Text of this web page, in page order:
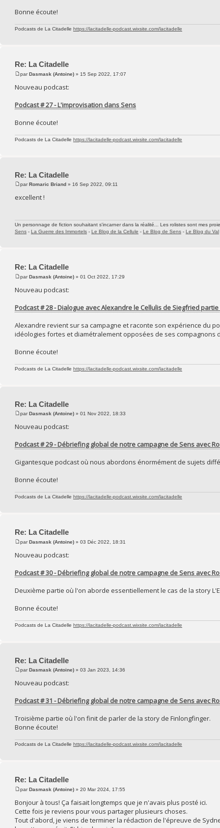
Bonne écoute!
Podcasts de La Citadelle https://lacitadelle-podcast.wixsite.com/lacitadelle
Re: La Citadelle
parDasmask (Antoine) » 15 Sep 2022, 17:07
Nouveau podcast:
Podcast # 27 - L'improvisation dans Sens
Bonne écoute!
Podcasts de La Citadelle https://lacitadelle-podcast.wixsite.com/lacitadelle
Re: La Citadelle
parRomaric Briand » 16 Sep 2022, 09:11
excellent !
Un personnage de fiction souhaitant s'incarner dans la réalité... Les rolistes sont mes
Sens - La Guerre des Immortels - Le Blog de la Cellule - Le Blog de Sens - Le Blog du Val
Re: La Citadelle
parDasmask (Antoine) » 01 Oct 2022, 17:29
Nouveau podcast:
Podcast # 28 - Dialogue avec Alexandre le Cellulis de Siegfried partie
Alexandre revient sur sa campagne et raconte son expérience du
idéologies fortes et diamétralement opposées de ses compagnons
Bonne écoute!
Podcasts de La Citadelle https://lacitadelle-podcast.wixsite.com/lacitadelle
Re: La Citadelle
parDasmask (Antoine) » 01 Nov 2022, 18:33
Nouveau podcast:
Podcast # 29 - Débriefing global de notre campagne de Sens avec
Gigantesque podcast où nous abordons énormément de sujets
Bonne écoute!
Podcasts de La Citadelle https://lacitadelle-podcast.wixsite.com/lacitadelle
Re: La Citadelle
parDasmask (Antoine) » 03 Déc 2022, 18:31
Nouveau podcast:
Podcast # 30 - Débriefing global de notre campagne de Sens avec
Deuxième partie où l'on aborde essentiellement le cas de la story
Bonne écoute!
Podcasts de La Citadelle https://lacitadelle-podcast.wixsite.com/lacitadelle
Re: La Citadelle
parDasmask (Antoine) » 03 Jan 2023, 14:36
Nouveau podcast:
Podcast # 31 - Débriefing global de notre campagne de Sens avec
Troisième partie où l'on finit de parler de la story de Finlongfinger.
Bonne écoute!
Podcasts de La Citadelle https://lacitadelle-podcast.wixsite.com/lacitadelle
Re: La Citadelle
parDasmask (Antoine) » 20 Mar 2024, 17:55
Bonjour à tous! Ça faisait longtemps que je n'avais plus posté ici.
Cette fois je reviens pour vous partager plusieurs choses.
Tout d'abord, je viens de terminer la rédaction de l'épreuve de